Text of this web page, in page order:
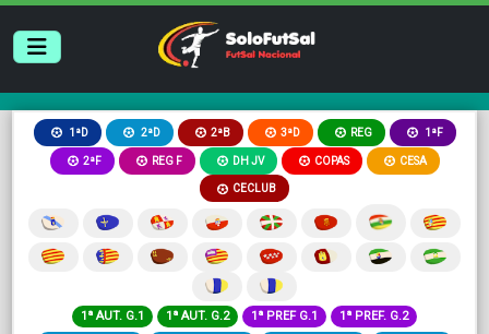
1ªD 2ªD 2ªB 3ªD REG 1ªF
2ªF REG F DH JV COPAS CESA
CECLUB
1ª AUT. G.1 1ª AUT. G.2 1ª PREF G.1
1ª PREF. G.2